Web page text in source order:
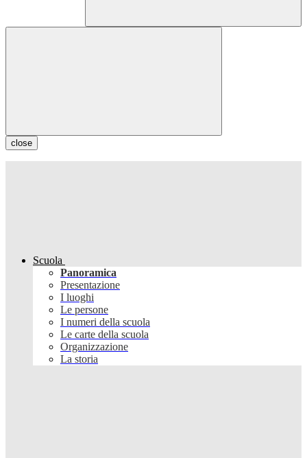
close
Scuola
Panoramica
Presentazione
I luoghi
Le persone
I numeri della scuola
Le carte della scuola
Organizzazione
La storia